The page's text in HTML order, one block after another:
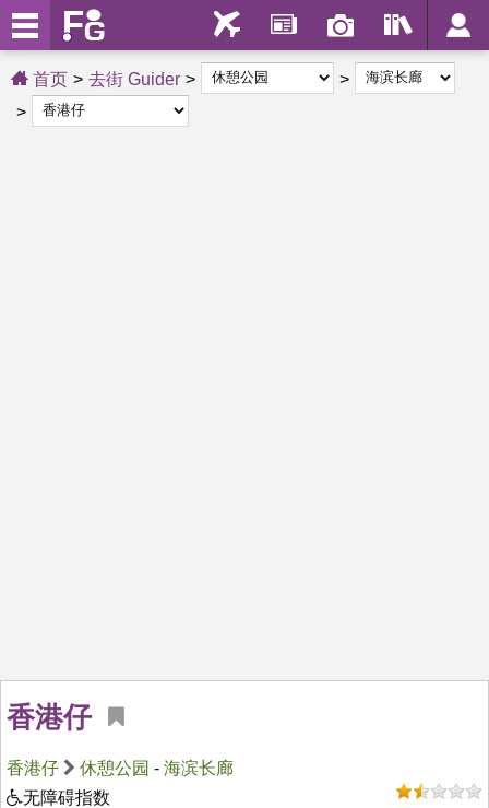
首页 去街 Guider
香港仔
香港仔 休憩公园 - 海滨长廊
无障碍指数